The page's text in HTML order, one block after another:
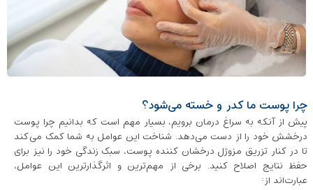
چرا پوست ما کدر و خسته می‌شود؟
پیش از آنکه به سراغ درمان برویم، بسیار مهم است که بدانیم چرا پوست
درخشش خود را از دست می‌دهد. شناخت این عوامل به شما کمک می‌کند
تا در کنار تزریق مزوژل درخشان کننده پوست، سبک زندگی خود را نیز برای
حفظ نتایج اصلاح کنید. برخی از مهم‌ترین و اثرگذارترین این عوامل،
عبارت‌اند از: